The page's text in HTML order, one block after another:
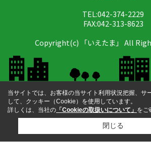
TEL:042-374-2229
FAX:042-313-8623
Copyright(c) 「いえたま」 All
当サイトでは、お客様の当サイト利用状況把握、サ
して、クッキー（Cookie）を使用しています。
詳しくは、当社の 「Cookieの取扱いについて」 をご
閉じる